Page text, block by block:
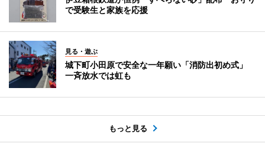
で受験生と家族を応援
見る・遊ぶ
城下町小田原で安全な一年願い「消防出初め式」
一斉放水では虹も
もっと見る